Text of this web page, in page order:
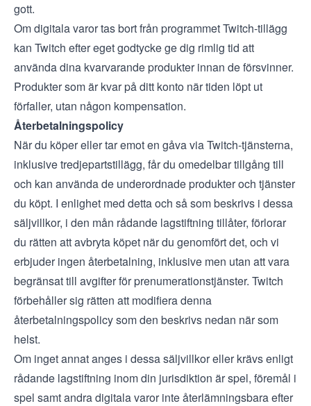
gott.
Om digitala varor tas bort från programmet Twitch-tillägg
kan Twitch efter eget godtycke ge dig rimlig tid att
använda dina kvarvarande produkter innan de försvinner.
Produkter som är kvar på ditt konto när tiden löpt ut
förfaller, utan någon kompensation.
Återbetalningspolicy
När du köper eller tar emot en gåva via Twitch-tjänsterna,
inklusive tredjepartstillägg, får du omedelbar tillgång till
och kan använda de underordnade produkter och tjänster
du köpt. I enlighet med detta och så som beskrivs i dessa
säljvillkor, i den mån rådande lagstiftning tillåter, förlorar
du rätten att avbryta köpet när du genomfört det, och vi
erbjuder ingen återbetalning, inklusive men utan att vara
begränsat till avgifter för prenumerationstjänster. Twitch
förbehåller sig rätten att modifiera denna
återbetalningspolicy som den beskrivs nedan när som
helst.
Om inget annat anges i dessa säljvillkor eller krävs enligt
rådande lagstiftning inom din jurisdiktion är spel, föremål i
spel samt andra digitala varor inte återlämningsbara efter